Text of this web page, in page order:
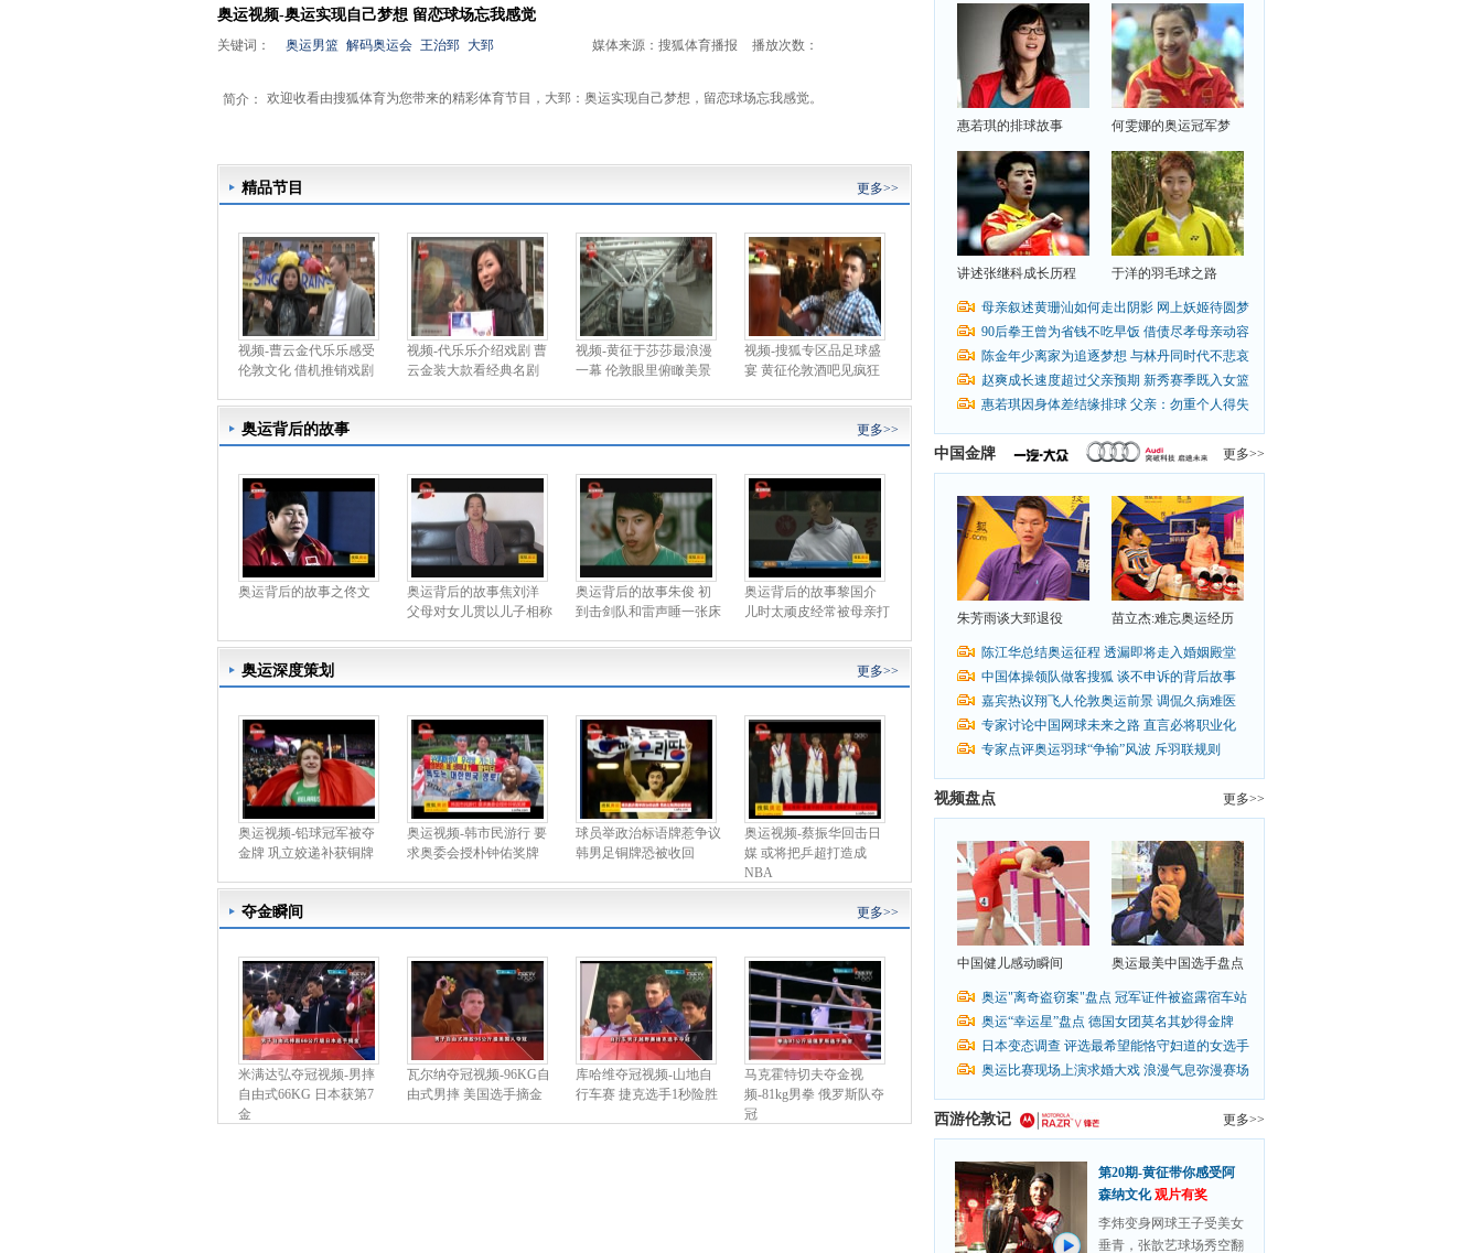
奥运视频-奥运实现自己梦想 留恋球场忘我感觉
关键词： 奥运男篮 解码奥运会 王治郅 大郅 媒体来源： 搜狐体育播报 播放次数：
简介： 欢迎收看由搜狐体育为您带来的精彩体育节目，大郅：奥运实现自己梦想，留恋球场忘我感觉。
精品节目 更多>>
视频-曹云金代乐乐感受
伦敦文化 借机推销戏剧
视频-代乐乐介绍戏剧 曹
云金装大款看经典名剧
视频-黄征于莎莎最浪漫
一幕 伦敦眼里俯瞰美景
视频-搜狐专区品足球盛
宴 黄征伦敦酒吧见疯狂
奥运背后的故事 更多>>
奥运背后的故事之佟文
奥运背后的故事焦刘洋
父母对女儿贯以儿子相称
奥运背后的故事朱俊 初
到击剑队和雷声睡一张床
奥运背后的故事黎国介
儿时太顽皮经常被母亲打
奥运深度策划 更多>>
奥运视频-铅球冠军被夺
金牌 巩立姣递补获铜牌
奥运视频-韩市民游行 要
求奥委会授朴钟佑奖牌
球员举政治标语牌惹争议
韩男足铜牌恐被收回
奥运视频-蔡振华回击日
媒 或将把乒超打造成
NBA
夺金瞬间 更多>>
米满达弘夺冠视频-男摔
自由式66KG 日本获第7
金
瓦尔纳夺冠视频-96KG自
由式男摔 美国选手摘金
库哈维夺冠视频-山地自
行车赛 捷克选手1秒险胜
马克霍特切夫夺金视
频-81kg男拳 俄罗斯队夺
冠
惠若琪的排球故事 何雯娜的奥运冠军梦
讲述张继科成长历程 于洋的羽毛球之路
母亲叙述黄珊汕如何走出阴影 网上妖姬待圆梦
90后拳王曾为省钱不吃早饭 借债尽孝母亲动容
陈金年少离家为追逐梦想 与林丹同时代不悲哀
赵爽成长速度超过父亲预期 新秀赛季既入女篮
惠若琪因身体差结缘排球 父亲：勿重个人得失
中国金牌 更多>>
朱芳雨谈大郅退役 苗立杰:难忘奥运经历
陈江华总结奥运征程 透漏即将走入婚姻殿堂
中国体操领队做客搜狐 谈不申诉的背后故事
嘉宾热议翔飞人伦敦奥运前景 调侃久病难医
专家讨论中国网球未来之路 直言必将职业化
专家点评奥运羽球“争输”风波 斥羽联规则
视频盘点 更多>>
中国健儿感动瞬间 奥运最美中国选手盘点
奥运"离奇盗窃案"盘点 冠军证件被盗露宿车站
奥运“幸运星”盘点 德国女团莫名其妙得金牌
日本变态调查 评选最希望能恪守妇道的女选手
奥运比赛现场上演求婚大戏 浪漫气息弥漫赛场
西游伦敦记 更多>>
第20期-黄征带你感受阿
森纳文化 观片有奖
李炜变身网球王子受美女
垂青，张歆艺球场秀空翻